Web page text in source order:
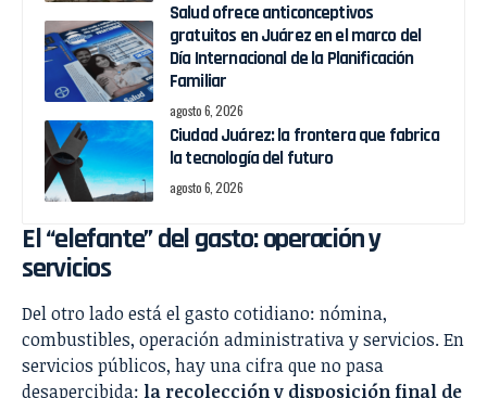
Salud ofrece anticonceptivos
gratuitos en Juárez en el marco del
Día Internacional de la Planificación
Familiar
agosto 6, 2026
Ciudad Juárez: la frontera que fabrica
la tecnología del futuro
agosto 6, 2026
El “elefante” del gasto: operación y
servicios
Del otro lado está el gasto cotidiano: nómina,
combustibles, operación administrativa y servicios. En
servicios públicos, hay una cifra que no pasa
desapercibida: la recolección y disposición final de